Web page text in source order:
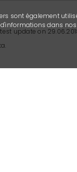
update on
sont également
dans nos